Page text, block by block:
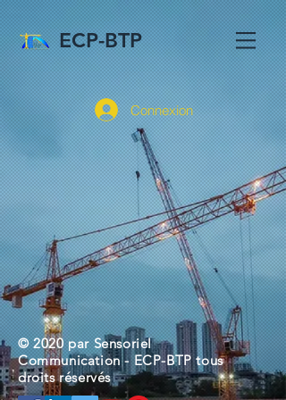
ECP-BTP
Connexion
© 2020 par Sensoriel
Communication - ECP-BTP tous
droits réservés